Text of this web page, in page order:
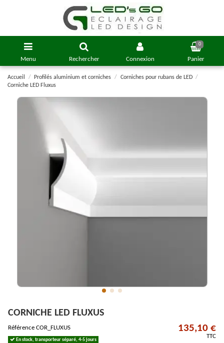
Menu Rechercher Connexion
0
Panier
Accueil Profilés aluminium et corniches
Corniches pour rubans de LED
Corniche LED Fluxus
CORNICHE LED FLUXUS
Référence COR_FLUXUS
En stock, transporteur séparé, 4-5 jours
135,10 €
TTC